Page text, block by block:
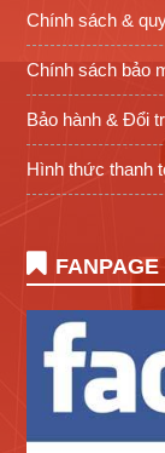
Chính sách &
Chính sách bảo
Bảo hành & Đổi
Hình thức thanh